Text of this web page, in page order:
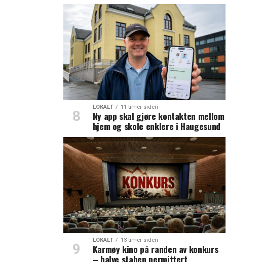
LOKALT 11 timer siden
Ny app skal gjøre kontakten mellom
hjem og skole enklere i Haugesund
LOKALT 13 timer siden
Karmøy kino på randen av konkurs
– halve staben permittert